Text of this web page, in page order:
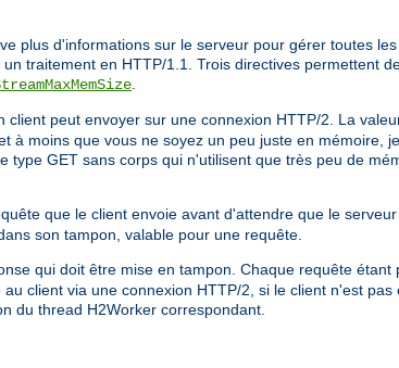
plus d'informations sur le serveur pour gérer toutes
traitement en HTTP/1.1. Trois directives permettent
peut envoyer sur une connexion HTTP/2. La
à moins que vous ne soyez un peu juste en mémoire,
GET sans corps qui n'utilisent que très peu de
que le client envoie avant d'attendre que le
son tampon, valable pour une requête.
qui doit être mise en tampon. Chaque requête étant
client via une connexion HTTP/2, si le client n'est pas
du thread H2Worker correspondant.